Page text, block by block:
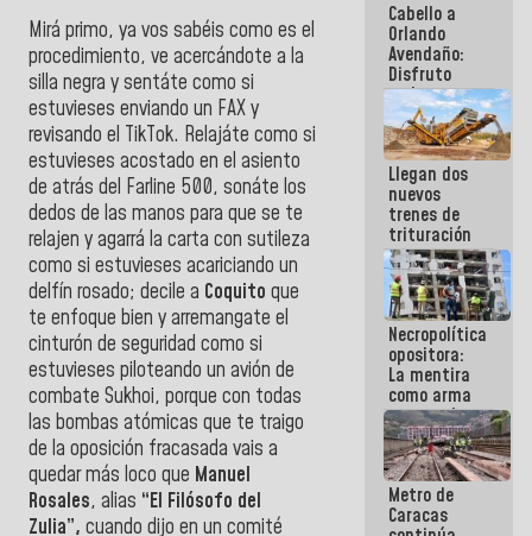
Mirá primo, ya vos sabéis como es el
procedimiento, ve acercándote a la
silla negra y sentáte como si
estuvieses enviando un FAX y
revisando el TikTok. Relajáte como si
estuvieses acostado en el asiento
de atrás del Farline 500, sonáte los
dedos de las manos para que se te
relajen y agarrá la carta con sutileza
como si estuvieses acariciando un
delfín rosado; decile a Coquito que
te enfoque bien y arremangate el
cinturón de seguridad como si
estuvieses piloteando un avión de
combate Sukhoi, porque con todas
las bombas atómicas que te traigo
de la oposición fracasada vais a
quedar más loco que Manuel
Rosales, alias “El Filósofo del
Zulia”, cuando dijo en un comité
Cabello a
Orlando
Avendaño:
Disfruto
cada vez
que escribes
porque lo
que haces
es
embarrarla
Llegan dos
nuevos
trenes de
trituración
para
optimizar
manejo de
escombros
en La Guaira
Necropolítica
opositora:
La mentira
como arma
contra el
Pueblo
Metro de
Caracas